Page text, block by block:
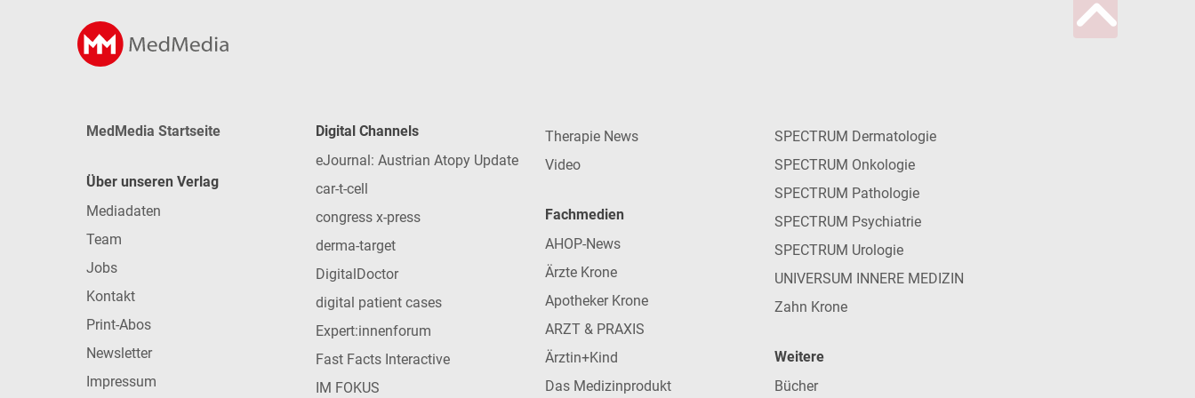
MedMedia Startseite
Über unseren Verlag
Mediadaten
Team
Jobs
Kontakt
Print-Abos
Newsletter
Impressum
Digital Channels
eJournal: Austrian Atopy Update
car-t-cell
congress x-press
derma-target
DigitalDoctor
digital patient cases
Expert:innenforum
Fast Facts Interactive
IM FOKUS
Therapie News
Video
Fachmedien
AHOP-News
Ärzte Krone
Apotheker Krone
ARZT & PRAXIS
Ärztin+Kind
Das Medizinprodukt
SPECTRUM Dermatologie
SPECTRUM Onkologie
SPECTRUM Pathologie
SPECTRUM Psychiatrie
SPECTRUM Urologie
UNIVERSUM INNERE MEDIZIN
Zahn Krone
Weitere
Bücher